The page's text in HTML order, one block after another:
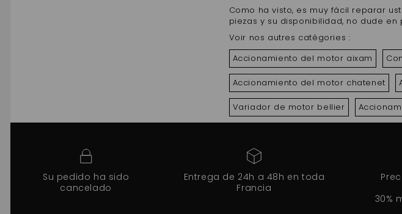
Como ha visto, es muy fácil reparar
piezas y su disponibilidad, no dude
Voir nos autres catégories :
Accionamiento del motor aixam
Accionamiento del motor chatenet
Variador de motor bellier
Su pedido ha sido
cancelado
Entrega de 24h a 48h en toda
Francia
30%